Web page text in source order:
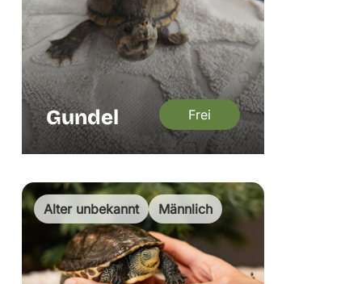
Gundel Frei
Alter unbekannt Männlich